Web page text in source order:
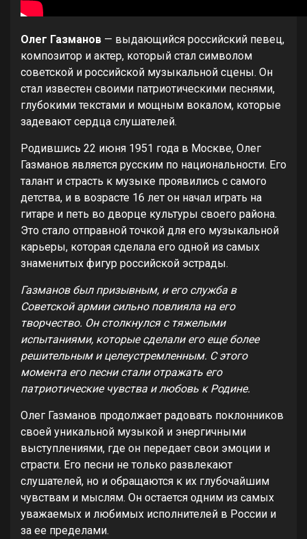
Олег Газманов — выдающийся российский певец,
композитор и актер, который стал символом
советской и российской музыкальной сцены. Он
стал известен своими патриотическими песнями,
глубокими текстами и мощным вокалом, которые
задевают сердца слушателей.
Родившись 22 июня 1951 года в Москве, Олег
Газманов является русским по национальности. Его
талант и страсть к музыке проявились с самого
детства, и в возрасте 16 лет он начал играть на
гитаре и петь во дворце культуры своего района.
Это стало отправной точкой для его музыкальной
карьеры, которая сделала его одной из самых
знаменитых фигур российской эстрады.
Газманов был призывным, и его служба в
Советской армии сильно повлияла на его
творчество. Он столкнулся с тяжелыми
испытаниями, которые сделали его еще более
решительным и целеустремленным. С этого
момента его песни стали отражать его
патриотические чувства и любовь к Родине.
Олег Газманов продолжает радовать поклонников
своей уникальной музыкой и энергичными
выступлениями, где он передает свои эмоции и
страсти. Его песни не только развлекают
слушателей, но и обращаются к их глубочайшим
чувствам и мыслям. Он остается одним из самых
уважаемых и любимых исполнителей в России и
за ее пределами.